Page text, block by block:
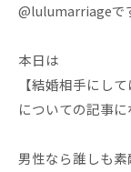
@lulumarriageで
本日は
【結婚相手にし
についての記事に
男性なら誰しも